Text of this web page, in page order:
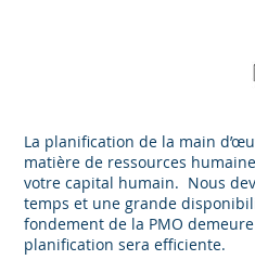
La planification de la main
matière de ressources
votre capital humain. Nous
temps et une grande
fondement de la PMO
planification sera efficiente.